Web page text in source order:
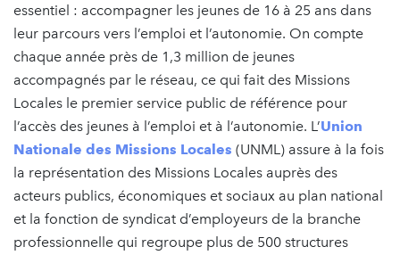
essentiel : accompagner les jeunes de 16 à 25 ans dans
leur parcours vers l’emploi et l’autonomie. On compte
chaque année près de 1,3 million de jeunes
accompagnés par le réseau, ce qui fait des Missions
Locales le premier service public de référence pour
l’accès des jeunes à l’emploi et à l’autonomie. L’Union
Nationale des Missions Locales (UNML) assure à la fois
la représentation des Missions Locales auprès des
acteurs publics, économiques et sociaux au plan national
et la fonction de syndicat d’employeurs de la branche
professionnelle qui regroupe plus de 500 structures